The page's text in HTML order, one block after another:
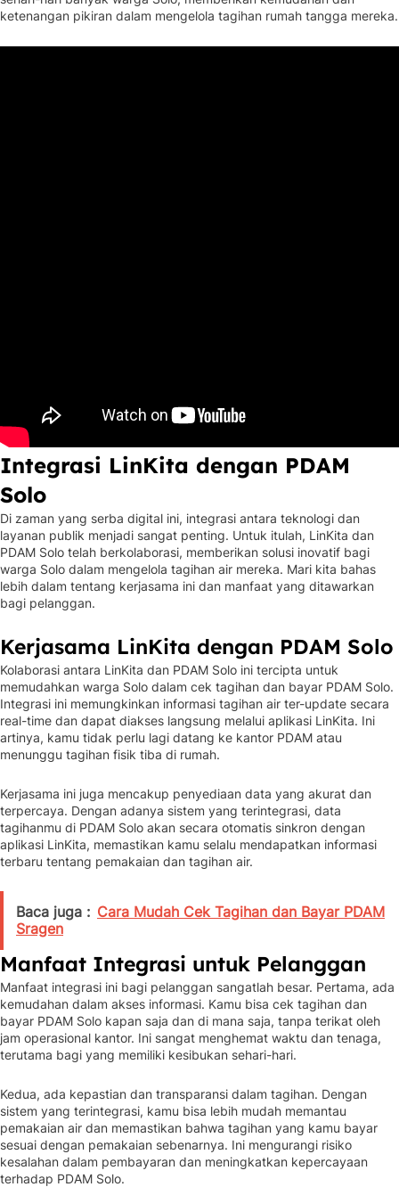
ketenangan pikiran dalam mengelola tagihan rumah tangga mereka.
Integrasi LinKita dengan PDAM
Solo
Di zaman yang serba digital ini, integrasi antara teknologi dan
layanan publik menjadi sangat penting. Untuk itulah, LinKita dan
PDAM Solo telah berkolaborasi, memberikan solusi inovatif bagi
warga Solo dalam mengelola tagihan air mereka. Mari kita bahas
lebih dalam tentang kerjasama ini dan manfaat yang ditawarkan
bagi pelanggan.
Kerjasama LinKita dengan PDAM Solo
Kolaborasi antara LinKita dan PDAM Solo ini tercipta untuk
memudahkan warga Solo dalam cek tagihan dan bayar PDAM Solo.
Integrasi ini memungkinkan informasi tagihan air ter-update secara
real-time dan dapat diakses langsung melalui aplikasi LinKita. Ini
artinya, kamu tidak perlu lagi datang ke kantor PDAM atau
menunggu tagihan fisik tiba di rumah.
Kerjasama ini juga mencakup penyediaan data yang akurat dan
terpercaya. Dengan adanya sistem yang terintegrasi, data
tagihanmu di PDAM Solo akan secara otomatis sinkron dengan
aplikasi LinKita, memastikan kamu selalu mendapatkan informasi
terbaru tentang pemakaian dan tagihan air.
Baca juga : Cara Mudah Cek Tagihan dan Bayar PDAM
Sragen
Manfaat Integrasi untuk Pelanggan
Manfaat integrasi ini bagi pelanggan sangatlah besar. Pertama, ada
kemudahan dalam akses informasi. Kamu bisa cek tagihan dan
bayar PDAM Solo kapan saja dan di mana saja, tanpa terikat oleh
jam operasional kantor. Ini sangat menghemat waktu dan tenaga,
terutama bagi yang memiliki kesibukan sehari-hari.
Kedua, ada kepastian dan transparansi dalam tagihan. Dengan
sistem yang terintegrasi, kamu bisa lebih mudah memantau
pemakaian air dan memastikan bahwa tagihan yang kamu bayar
sesuai dengan pemakaian sebenarnya. Ini mengurangi risiko
kesalahan dalam pembayaran dan meningkatkan kepercayaan
terhadap PDAM Solo.